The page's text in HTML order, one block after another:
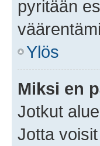
pyritään
Ylös
Miksi en
Jotkut
Jotta